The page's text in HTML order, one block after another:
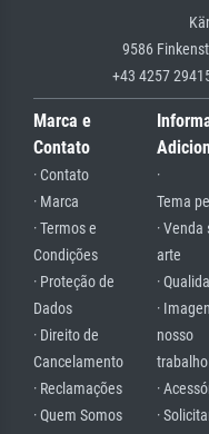
9586
+43 4257
Marca e
Contato
· Contato
· Marca
· Termos e
Condições
· Proteção de
Dados
· Direito de
Cancelamento
· Reclamações
· Quem Somos
·
Tema
· Venda
arte
·
·
nosso
trabalho
·
·